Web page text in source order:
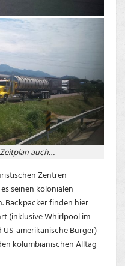
auch…
Zentren
seinen kolonialen
Backpacker finden hier
(inklusive Whirlpool im
amerikanische Burger) –
kolumbianischen Alltag